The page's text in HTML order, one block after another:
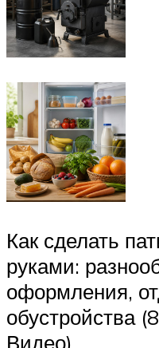
Как сделать
руками:
оформления,
обустройства
Видео)